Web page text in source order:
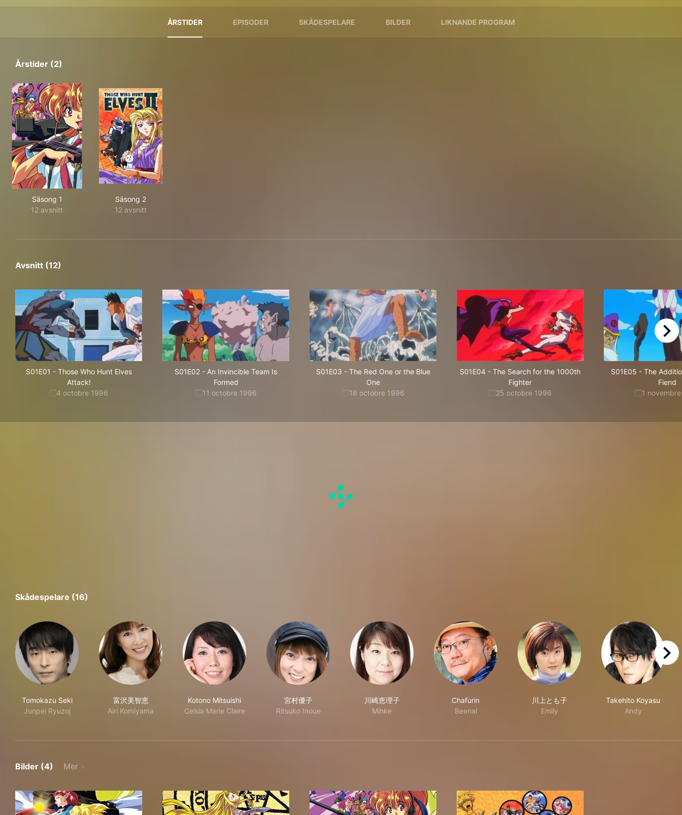
ÅRSTIDER EPISODER SKÅDESPELARE BILDER LIKNANDE PROGRAM
Årstider (2)
Säsong 1
12 avsnitt
Säsong 2
12 avsnitt
Avsnitt (12)
S01E01 - Those Who Hunt Elves
Attack!
4 octobre 1996
S01E02 - An Invincible Team Is
Formed
11 octobre 1996
S01E03 - The Red One or the Blue
One
18 octobre 1996
S01E04 - The Search for the 1000th
Fighter
25 octobre 1996
S01E05 - The
Fiend
1
right
Skådespelare (16)
Tomokazu Seki
Junpei Ryuzoj
富沢美智恵
Airi Komiyama
Kotono Mitsuishi
Celsia Marie Claire
宮村優子
Ritsuko Inoue
川崎恵理子
Mihke
Chafurin
Beenal
川上とも子
Emily
Takehito Koyasu
Andy
right
Bilder (4) Mer